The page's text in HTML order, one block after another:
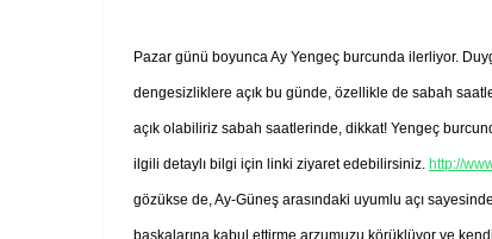
Pazar günü boyunca Ay Yengeç burcunda ilerliyor.
dengesizliklere açık bu günde, özellikle de sabah
açık olabiliriz sabah saatlerinde, dikkat! Yengeç
ilgili detaylı bilgi için linki ziyaret edebilirsiniz. http://
gözükse de, Ay-Güneş arasındaki uyumlu açı
başkalarına kabul ettirme arzumuzu körüklüyor ve